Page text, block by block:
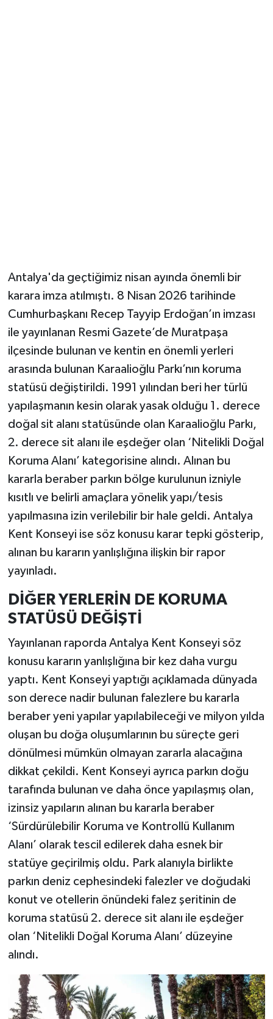
Antalya'da geçtiğimiz nisan ayında önemli bir
karara imza atılmıştı. 8 Nisan 2026 tarihinde
Cumhurbaşkanı Recep Tayyip Erdoğan’ın imzası
ile yayınlanan Resmi Gazete’de Muratpaşa
ilçesinde bulunan ve kentin en önemli yerleri
arasında bulunan Karaalioğlu Parkı’nın koruma
statüsü değiştirildi. 1991 yılından beri her türlü
yapılaşmanın kesin olarak yasak olduğu 1. derece
doğal sit alanı statüsünde olan Karaalioğlu Parkı,
2. derece sit alanı ile eşdeğer olan ‘Nitelikli Doğal
Koruma Alanı’ kategorisine alındı. Alınan bu
kararla beraber parkın bölge kurulunun izniyle
kısıtlı ve belirli amaçlara yönelik yapı/tesis
yapılmasına izin verilebilir bir hale geldi. Antalya
Kent Konseyi ise söz konusu karar tepki gösterip,
alınan bu kararın yanlışlığına ilişkin bir rapor
yayınladı.
DİĞER YERLERİN DE KORUMA
STATÜSÜ DEĞİŞTİ
Yayınlanan raporda Antalya Kent Konseyi söz
konusu kararın yanlışlığına bir kez daha vurgu
yaptı. Kent Konseyi yaptığı açıklamada dünyada
son derece nadir bulunan falezlere bu kararla
beraber yeni yapılar yapılabileceği ve milyon yılda
oluşan bu doğa oluşumlarının bu süreçte geri
dönülmesi mümkün olmayan zararla alacağına
dikkat çekildi. Kent Konseyi ayrıca parkın doğu
tarafında bulunan ve daha önce yapılaşmış olan,
izinsiz yapıların alınan bu kararla beraber
‘Sürdürülebilir Koruma ve Kontrollü Kullanım
Alanı’ olarak tescil edilerek daha esnek bir
statüye geçirilmiş oldu. Park alanıyla birlikte
parkın deniz cephesindeki falezler ve doğudaki
konut ve otellerin önündeki falez şeritinin de
koruma statüsü 2. derece sit alanı ile eşdeğer
olan ‘Nitelikli Doğal Koruma Alanı’ düzeyine
alındı.